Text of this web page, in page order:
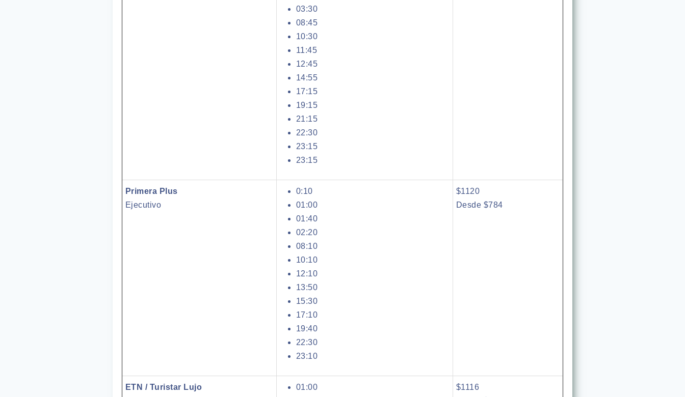
03:30
08:45
10:30
11:45
12:45
14:55
17:15
19:15
21:15
22:30
23:15
23:15
Primera Plus
Ejecutivo
0:10
01:00
01:40
02:20
08:10
10:10
12:10
13:50
15:30
17:10
19:40
22:30
23:10
$1120
Desde $784
ETN / Turistar Lujo
01:00
$1116